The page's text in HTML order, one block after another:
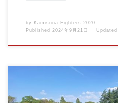
by Kamisuna Fighters 2020
Published 2024年9月21日 Updated